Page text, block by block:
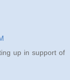
up in support of